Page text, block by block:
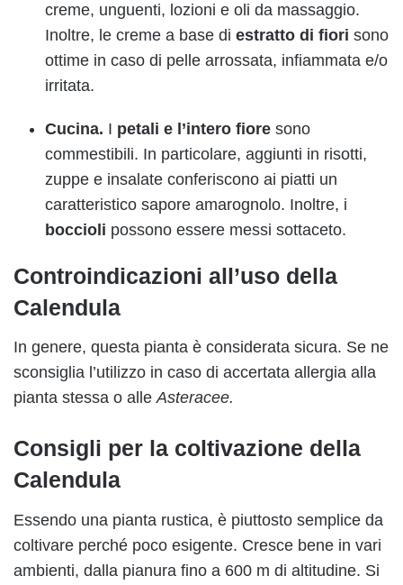
creme, unguenti, lozioni e oli da massaggio.
Inoltre, le creme a base di estratto di fiori sono
ottime in caso di pelle arrossata, infiammata e/o
irritata.
Cucina. I petali e l’intero fiore sono
commestibili. In particolare, aggiunti in risotti,
zuppe e insalate conferiscono ai piatti un
caratteristico sapore amarognolo. Inoltre, i
boccioli possono essere messi sottaceto.
Controindicazioni all’uso della
Calendula
In genere, questa pianta è considerata sicura. Se ne
sconsiglia l’utilizzo in caso di accertata allergia alla
pianta stessa o alleAsteracee.
Consigli per la coltivazione della
Calendula
Essendo una pianta rustica, è piuttosto semplice da
coltivare perché poco esigente. Cresce bene in vari
ambienti, dalla pianura fino a 600 m di altitudine. Si